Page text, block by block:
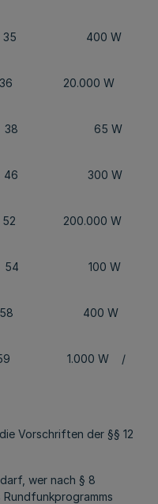
400 W
36 20.000 W
65 W
46 300 W
W
100 W
400 W
1.000 W /
Vorschriften der §§ 12
wer nach § 8